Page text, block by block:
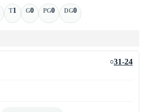
T1 G0 PG0 DG0
○31-24